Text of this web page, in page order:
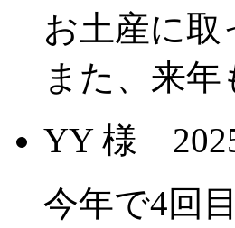
お土産に
また、来
YY 様
今年で4回